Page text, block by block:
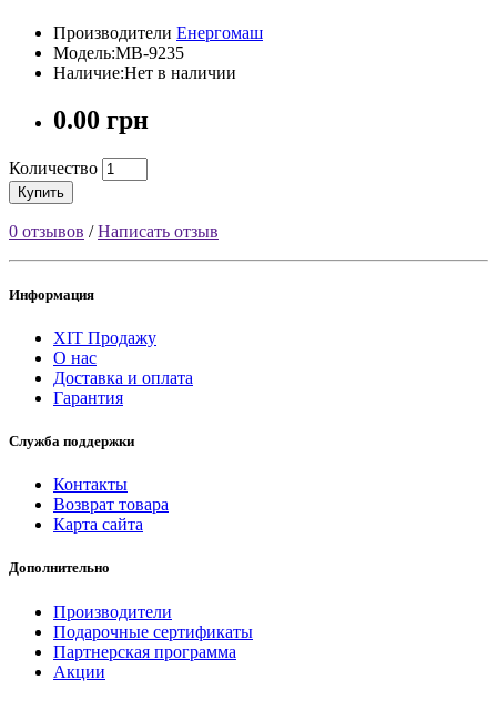
Производители Енергомаш
Модель:МВ-9235
Наличие:Нет в наличии
0.00 грн
Количество
Купить
0 отзывов /Написать отзыв
Информация
ХІТ Продажу
О нас
Доставка и оплата
Гарантия
Служба поддержки
Контакты
Возврат товара
Карта сайта
Дополнительно
Производители
Подарочные сертификаты
Партнерская программа
Акции